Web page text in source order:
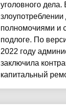
уголовного
полномочиями и
подлоге. По
2022 году
заключила
капитальный